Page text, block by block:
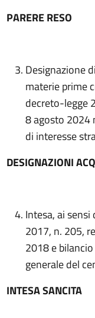
PARERE RESO
Designazione
materie prime
decreto-legge
8 agosto 2024
di interesse
DESIGNAZIONI
Intesa, ai
2017, n. 205,
2018 e
generale del
INTESA SANCITA